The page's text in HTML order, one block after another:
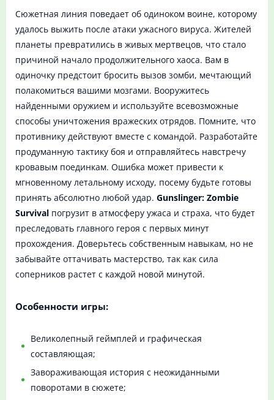
Сюжетная линия поведает об одиноком воине, которому
удалось выжить после атаки ужасного вируса. Жителей
планеты превратились в живых мертвецов, что стало
причиной начало продолжительного хаоса. Вам в
одиночку предстоит бросить вызов зомби, мечтающий
полакомиться вашими мозгами. Вооружитесь
найденными оружием и используйте всевозможные
способы уничтожения вражеских отрядов. Помните, что
противнику действуют вместе с командой. Разработайте
продуманную тактику боя и отправляйтесь навстречу
кровавым поединкам. Ошибка может привести к
мгновенному летальному исходу, посему будьте готовы
принять абсолютно любой удар. Gunslinger: Zombie
Survival погрузит в атмосферу ужаса и страха, что будет
преследовать главного героя с первых минут
прохождения. Доверьтесь собственным навыкам, но не
забывайте оттачивать мастерство, так как сила
соперников растет с каждой новой минутой.
Особенности игры:
Великолепный геймплей и графическая
составляющая;
Завораживающая история с неожиданными
поворотами в сюжете;